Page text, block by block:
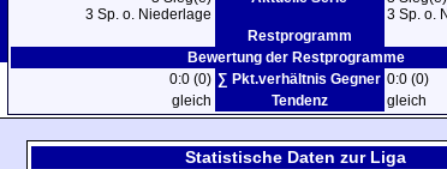
3 Sp. o. Niederlage
3 Sp. o.
Restprogramm
Bewertung der Restprogramme
0:0 (0) ∑ Pkt.verhältnis Gegner 0:0 (0)
gleich
Tendenz gleich
Statistische Daten zur Liga